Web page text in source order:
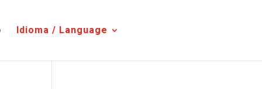
Idioma / Language